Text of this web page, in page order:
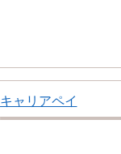
キャリアペイ